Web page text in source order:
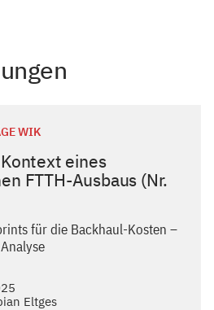
WIK
eines
FTTH-Ausbaus (Nr.
für die Backhaul-Kosten –
Eltges